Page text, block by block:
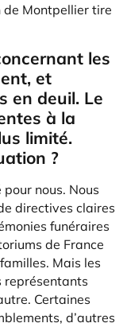
Montpellier tire
les
et
en deuil. Le
à la
limité.
?
pour nous. Nous
directives claires
funéraires
de France
Mais les
représentants
Certaines
d’autres